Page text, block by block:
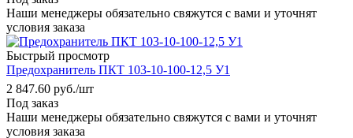
Наши менеджеры обязательно свяжутся с вами и уточнят
условия заказа
Быстрый просмотр
Предохранитель ПКТ 103-10-100-12,5 У1
2 847.60 руб./шт
Под заказ
Наши менеджеры обязательно свяжутся с вами и уточнят
условия заказа